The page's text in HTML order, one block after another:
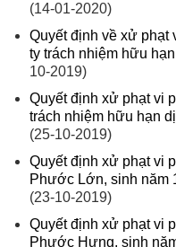
(14-01-2020)
Quyết định về xử phạt
ty trách nhiệm hữu
10-2019)
Quyết định xử phạt vi
trách nhiệm hữu hạn
(25-10-2019)
Quyết định xử phạt vi
Phước Lớn, sinh năm
(23-10-2019)
Quyết định xử phạt vi
Phước Hưng, sinh